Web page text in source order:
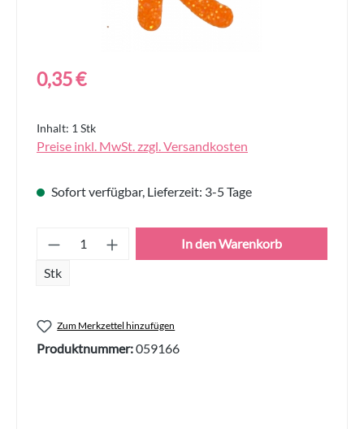
Regulärer Preis:
0,35 €
Inhalt: 1 Stk
Preise inkl. MwSt. zzgl. Versandkosten
Sofort verfügbar, Lieferzeit: 3-5 Tage
Produkt Anzahl: Gib den gewünschten
Stk
In den Warenkorb
Zum Merkzettel hinzufügen
Produktnummer:059166